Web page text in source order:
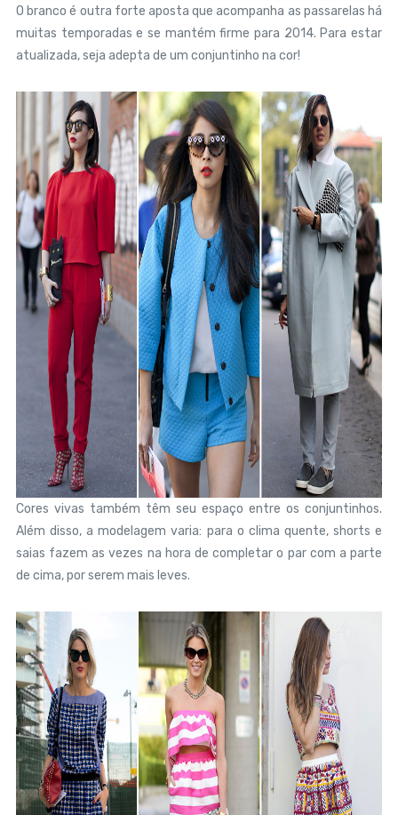
O branco é outra forte aposta que acompanha as passarelas há
muitas temporadas e se mantém firme para 2014. Para estar
atualizada, seja adepta de um conjuntinho na cor!
Cores vivas também têm seu espaço entre os conjuntinhos.
Além disso, a modelagem varia: para o clima quente, shorts e
saias fazem as vezes na hora de completar o par com a parte
de cima, por serem mais leves.